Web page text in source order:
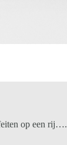
op een rij….